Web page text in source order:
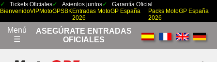
Tickets Oficiales Asientos juntos
Garantía Oficial
BienvenidoVIPMotoGPSBKEntradas MotoGP España
2026
Packs MotoGP España
2026
Menú
☰
ASEGÚRATE ENTRADAS
OFICIALES